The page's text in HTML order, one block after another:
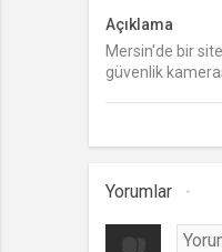
Açıklama
Mersin'de bir site
güvenlik
Yorumlar